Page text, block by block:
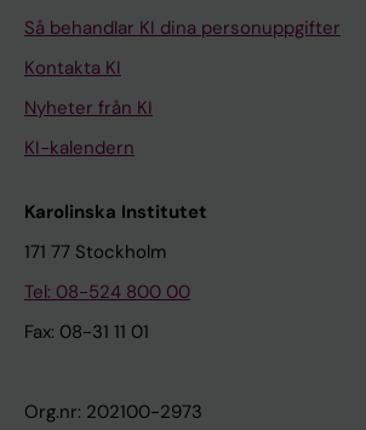
Så behandlar KI dina personuppgifter
Kontakta KI
Nyheter från KI
KI-kalendern
Karolinska Institutet
171 77 Stockholm
Tel: 08-524 800 00
Fax: 08-31 11 01
Org.nr: 202100-2973